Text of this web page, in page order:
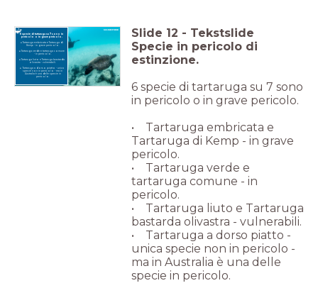
6 specie di tartaruga su 7 sono in
pericolo o in grave pericolo.
Tartaruga embricata e Tartaruga di
Kemp - in grave pericolo.
Tartaruga verde e tartaruga comune
- in pericolo.
Tartaruga liuto e Tartaruga bastarda
olivastra - vulnerabili.
Tartaruga a dorso piatto - unica
specie non in pericolo - ma in
Australia è una delle specie in
pericolo.
Slide 12 - Tekstslide
Specie in pericolo di
estinzione.
6 specie di tartaruga su 7 sono
in pericolo o in grave pericolo.
• Tartaruga embricata e
Tartaruga di Kemp - in grave
pericolo.
• Tartaruga verde e
tartaruga comune - in
pericolo.
• Tartaruga liuto e Tartaruga
bastarda olivastra - vulnerabili.
• Tartaruga a dorso piatto -
unica specie non in pericolo -
ma in Australia è una delle
specie in pericolo.